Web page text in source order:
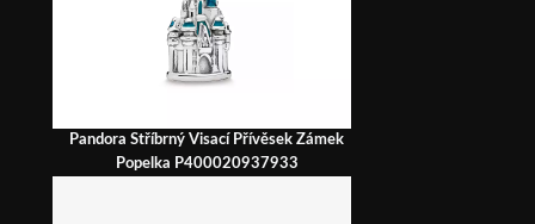
Pandora Stříbrný Visací Přívěsek Zámek
Popelka P400020937933